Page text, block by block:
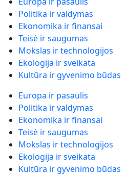
Politika ir valdymas
Ekonomika ir finansai
Teisė ir saugumas
Mokslas ir technologijos
Ekologija ir sveikata
Kultūra ir gyvenimo būdas
Europa ir pasaulis
Politika ir valdymas
Ekonomika ir finansai
Teisė ir saugumas
Mokslas ir technologijos
Ekologija ir sveikata
Kultūra ir gyvenimo būdas